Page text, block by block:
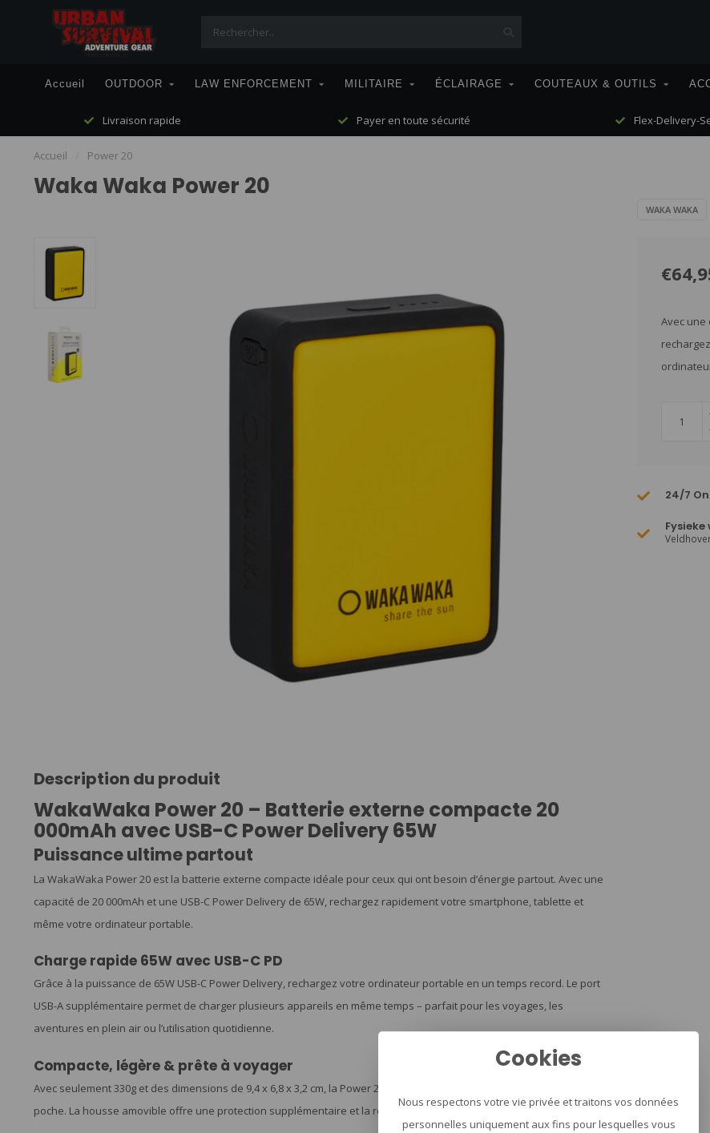
Accueil OUTDOOR LAW ENFORCEMENT MILITAIRE ÉCLAIRAGE COUTEAUX & OUTILS
Livraison rapide Payer en toute sécurité Flex-Delivery-
Accueil Power 20
Waka Waka Power 20
WAKA WAKA
Avec une
24/7
Fysieke
Description du produit
WakaWaka Power 20 – Batterie externe compacte 20
000mAh avec USB-C Power Delivery 65W
Puissance ultime partout
La WakaWaka Power 20 est la batterie externe compacte idéale pour ceux qui ont besoin d’énergie partout. Avec une
capacité de 20 000mAh et une USB-C Power Delivery de 65W, rechargez rapidement votre smartphone, tablette et
même votre ordinateur portable.
Charge rapide 65W avec USB-C PD
Grâce à la puissance de 65W USB-C Power Delivery, rechargez votre ordinateur portable en un temps record. Le port
USB-A supplémentaire permet de charger plusieurs appareils en même temps – parfait pour les voyages, les
aventures en plein air ou l’utilisation quotidienne.
Compacte, légère & prête à voyager
Avec seulement 330g et des dimensions de 9,4 x 6,8 x 3,2 cm, la Power 20 se glisse facilement dans votre sac ou votre
poche. La housse amovible offre une protection supplémentaire et la rend idéale pour voyager, même en avion.
Cookies
Nous respectons votre vie privée et traitons vos données
personnelles uniquement aux fins pour lesquelles vous